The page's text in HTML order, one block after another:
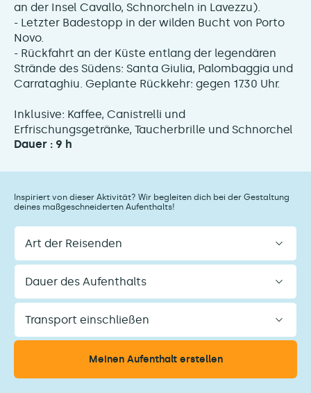
an der Insel Cavallo, Schnorcheln in Lavezzu).
- Letzter Badestopp in der wilden Bucht von Porto
Novo.
- Rückfahrt an der Küste entlang der legendären
Strände des Südens: Santa Giulia, Palombaggia und
Carrataghiu. Geplante Rückkehr: gegen 17.30 Uhr.
Inklusive: Kaffee, Canistrelli und
Erfrischungsgetränke, Taucherbrille und Schnorchel
Dauer : 9 h
Inspiriert von dieser Aktivität? Wir begleiten dich bei der Gestaltung
deines maßgeschneiderten Aufenthalts!
Art
der
Dauer
des
Transport
einschließen